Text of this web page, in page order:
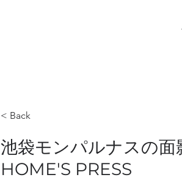
< Back
池袋モンパルナスの
HOME'S PRESS